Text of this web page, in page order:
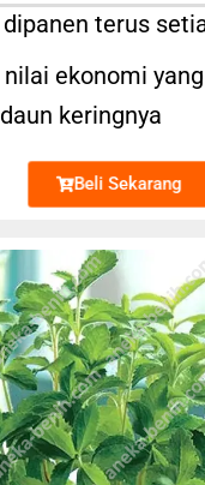
terus
ekonomi
keringnya
Beli Sekarang